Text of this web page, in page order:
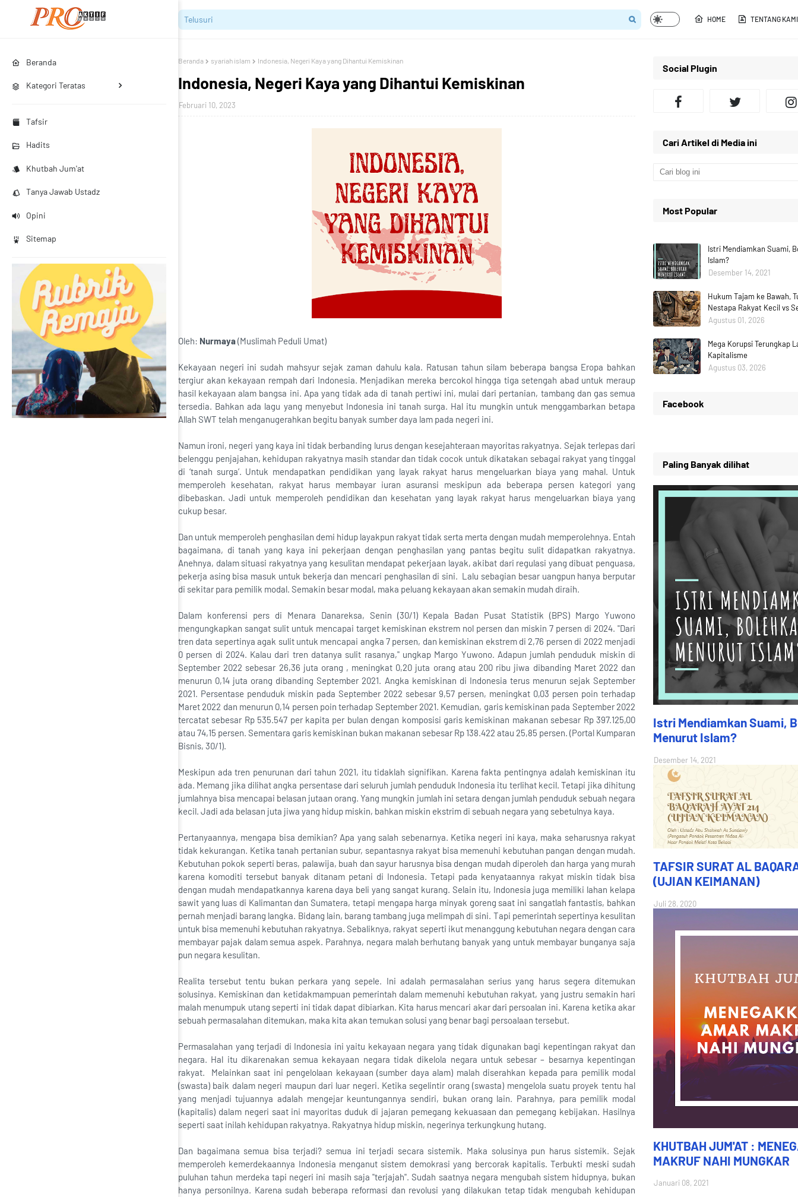
Beranda
Kategori Teratas
Tafsir
Hadits
Khutbah Jum'at
Tanya Jawab Ustadz
Opini
Sitemap
HOME TENTANG KAMI
Beranda syariah islam Indonesia, Negeri Kaya yang Dihantui Kemiskinan
Indonesia, Negeri Kaya yang Dihantui Kemiskinan
Februari 10, 2023
Oleh: Nurmaya(Muslimah Peduli Umat)
Kekayaan negeri ini sudah mahsyur sejak zaman dahulu kala. Ratusan tahun silam beberapa bangsa Eropa bahkan
tergiur akan kekayaan rempah dari Indonesia. Menjadikan mereka bercokol hingga tiga setengah abad untuk meraup
hasil kekayaan alam bangsa ini. Apa yang tidak ada di tanah pertiwi ini, mulai dari pertanian, tambang dan gas semua
tersedia. Bahkan ada lagu yang menyebut Indonesia ini tanah surga. Hal itu mungkin untuk menggambarkan betapa
Allah SWT telah menganugerahkan begitu banyak sumber daya lam pada negeri ini.
Namun ironi, negeri yang kaya ini tidak berbanding lurus dengan kesejahteraan mayoritas rakyatnya. Sejak terlepas dari
belenggu penjajahan, kehidupan rakyatnya masih standar dan tidak cocok untuk dikatakan sebagai rakyat yang tinggal
di ‘tanah surga’. Untuk mendapatkan pendidikan yang layak rakyat harus mengeluarkan biaya yang mahal. Untuk
memperoleh kesehatan, rakyat harus membayar iuran asuransi meskipun ada beberapa persen kategori yang
dibebaskan. Jadi untuk memperoleh pendidikan dan kesehatan yang layak rakyat harus mengeluarkan biaya yang
cukup besar.
Dan untuk memperoleh penghasilan demi hidup layakpun rakyat tidak serta merta dengan mudah memperolehnya. Entah
bagaimana, di tanah yang kaya ini pekerjaan dengan penghasilan yang pantas begitu sulit didapatkan rakyatnya.
Anehnya, dalam situasi rakyatnya yang kesulitan mendapat pekerjaan layak, akibat dari regulasi yang dibuat penguasa,
pekerja asing bisa masuk untuk bekerja dan mencari penghasilan di sini. Lalu sebagian besar uangpun hanya berputar
di sekitar para pemilik modal. Semakin besar modal, maka peluang kekayaan akan semakin mudah diraih.
Dalam konferensi pers di Menara Danareksa, Senin (30/1) Kepala Badan Pusat Statistik (BPS) Margo Yuwono
mengungkapkan sangat sulit untuk mencapai target kemiskinan ekstrem nol persen dan miskin 7 persen di 2024. "Dari
tren data sepertinya agak sulit untuk mencapai angka 7 persen, dan kemiskinan ekstrem di 2,76 persen di 2022 menjadi
0 persen di 2024. Kalau dari tren datanya sulit rasanya," ungkap Margo Yuwono. Adapun jumlah penduduk miskin di
September 2022 sebesar 26,36 juta orang , meningkat 0,20 juta orang atau 200 ribu jiwa dibanding Maret 2022 dan
menurun 0,14 juta orang dibanding September 2021. Angka kemiskinan di Indonesia terus menurun sejak September
2021. Persentase penduduk miskin pada September 2022 sebesar 9,57 persen, meningkat 0,03 persen poin terhadap
Maret 2022 dan menurun 0,14 persen poin terhadap September 2021. Kemudian, garis kemiskinan pada September 2022
tercatat sebesar Rp 535.547 per kapita per bulan dengan komposisi garis kemiskinan makanan sebesar Rp 397.125,00
atau 74,15 persen. Sementara garis kemiskinan bukan makanan sebesar Rp 138.422 atau 25,85 persen. (Portal Kumparan
Bisnis, 30/1).
Meskipun ada tren penurunan dari tahun 2021, itu tidaklah signifikan. Karena fakta pentingnya adalah kemiskinan itu
ada. Memang jika dilihat angka persentase dari seluruh jumlah penduduk Indonesia itu terlihat kecil. Tetapi jika dihitung
jumlahnya bisa mencapai belasan jutaan orang. Yang mungkin jumlah ini setara dengan jumlah penduduk sebuah negara
kecil. Jadi ada belasan juta jiwa yang hidup miskin, bahkan miskin ekstrim di sebuah negara yang sebetulnya kaya.
Pertanyaannya, mengapa bisa demikian? Apa yang salah sebenarnya. Ketika negeri ini kaya, maka seharusnya rakyat
tidak kekurangan. Ketika tanah pertanian subur, sepantasnya rakyat bisa memenuhi kebutuhan pangan dengan mudah.
Kebutuhan pokok seperti beras, palawija, buah dan sayur harusnya bisa dengan mudah diperoleh dan harga yang murah
karena komoditi tersebut banyak ditanam petani di Indonesia. Tetapi pada kenyataannya rakyat miskin tidak bisa
dengan mudah mendapatkannya karena daya beli yang sangat kurang. Selain itu, Indonesia juga memiliki lahan kelapa
sawit yang luas di Kalimantan dan Sumatera, tetapi mengapa harga minyak goreng saat ini sangatlah fantastis, bahkan
pernah menjadi barang langka. Bidang lain, barang tambang juga melimpah di sini. Tapi pemerintah sepertinya kesulitan
untuk bisa memenuhi kebutuhan rakyatnya. Sebaliknya, rakyat seperti ikut menanggung kebutuhan negara dengan cara
membayar pajak dalam semua aspek. Parahnya, negara malah berhutang banyak yang untuk membayar bunganya saja
pun negara kesulitan.
Realita tersebut tentu bukan perkara yang sepele. Ini adalah permasalahan serius yang harus segera ditemukan
solusinya. Kemiskinan dan ketidakmampuan pemerintah dalam memenuhi kebutuhan rakyat, yang justru semakin hari
malah menumpuk utang seperti ini tidak dapat dibiarkan. Kita harus mencari akar dari persoalan ini. Karena ketika akar
sebuah permasalahan ditemukan, maka kita akan temukan solusi yang benar bagi persoalaan tersebut.
Permasalahan yang terjadi di Indonesia ini yaitu kekayaan negara yang tidak digunakan bagi kepentingan rakyat dan
negara. Hal itu dikarenakan semua kekayaan negara tidak dikelola negara untuk sebesar – besarnya kepentingan
rakyat. Melainkan saat ini pengelolaan kekayaan (sumber daya alam) malah diserahkan kepada para pemilik modal
(swasta) baik dalam negeri maupun dari luar negeri. Ketika segelintir orang (swasta) mengelola suatu proyek tentu hal
yang menjadi tujuannya adalah mengejar keuntungannya sendiri, bukan orang lain. Parahnya, para pemilik modal
(kapitalis) dalam negeri saat ini mayoritas duduk di jajaran pemegang kekuasaan dan pemegang kebijakan. Hasilnya
seperti saat inilah kehidupan rakyatnya. Rakyatnya hidup miskin, negerinya terkungkung hutang.
Dan bagaimana semua bisa terjadi? semua ini terjadi secara sistemik. Maka solusinya pun harus sistemik. Sejak
memperoleh kemerdekaannya Indonesia menganut sistem demokrasi yang bercorak kapitalis. Terbukti meski sudah
puluhan tahun merdeka tapi negeri ini masih saja "terjajah". Sudah saatnya negara mengubah sistem hidupnya, bukan
hanya personilnya. Karena sudah beberapa reformasi dan revolusi yang dilakukan tetap tidak mengubah kehidupan
Social Plugin
Cari Artikel di Media ini
Most Popular
Istri Mendiamkan Suami,
Islam?
Desember 14, 2021
Hukum Tajam ke Bawah,
Nestapa Rakyat Kecil vs
Agustus 01, 2026
Mega Korupsi Terungkap
Kapitalisme
Agustus 03, 2026
Facebook
Paling Banyak dilihat
Istri Mendiamkan Suami,
Menurut Islam?
Desember 14, 2021
TAFSIR SURAT AL
(UJIAN KEIMANAN)
Juli 28, 2020
KHUTBAH JUM'AT :
MAKRUF NAHI MUNGKAR
Januari 08, 2021